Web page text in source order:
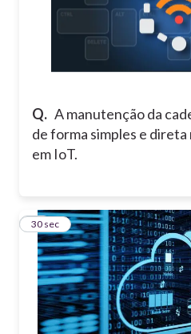
Q. A manutenção da
de forma simples e
em IoT.
10
30 sec